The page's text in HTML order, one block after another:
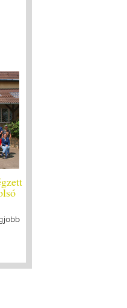
Így lesz valaki egy év alatt